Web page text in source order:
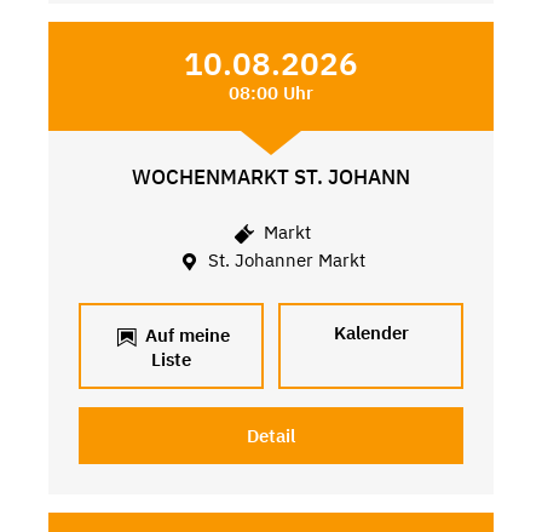
10.08.2026
08:00 Uhr
WOCHENMARKT ST. JOHANN
Markt
St. Johanner Markt
Auf meine
Liste
Kalender
Detail